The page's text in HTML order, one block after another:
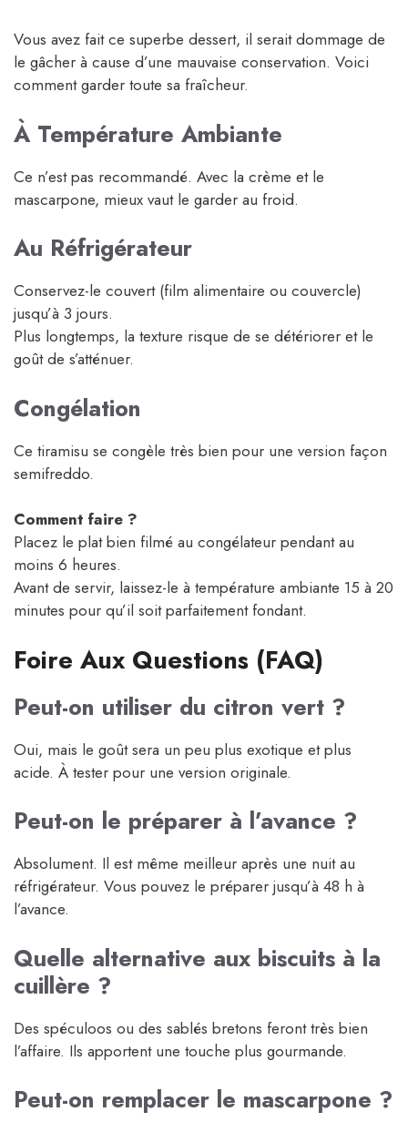
Vous avez fait ce superbe dessert, il serait dommage de
le gâcher à cause d’une mauvaise conservation. Voici
comment garder toute sa fraîcheur.
À Température Ambiante
Ce n’est pas recommandé. Avec la crème et le
mascarpone, mieux vaut le garder au froid.
Au Réfrigérateur
Conservez-le couvert (film alimentaire ou couvercle)
jusqu’à 3 jours.
Plus longtemps, la texture risque de se détériorer et le
goût de s’atténuer.
Congélation
Ce tiramisu se congèle très bien pour une version façon
semifreddo.
Comment faire ?
Placez le plat bien filmé au congélateur pendant au
moins 6 heures.
Avant de servir, laissez-le à température ambiante 15 à 20
minutes pour qu’il soit parfaitement fondant.
Foire Aux Questions (FAQ)
Peut-on utiliser du citron vert ?
Oui, mais le goût sera un peu plus exotique et plus
acide. À tester pour une version originale.
Peut-on le préparer à l’avance ?
Absolument. Il est même meilleur après une nuit au
réfrigérateur. Vous pouvez le préparer jusqu’à 48 h à
l’avance.
Quelle alternative aux biscuits à la
cuillère ?
Des spéculoos ou des sablés bretons feront très bien
l’affaire. Ils apportent une touche plus gourmande.
Peut-on remplacer le mascarpone ?